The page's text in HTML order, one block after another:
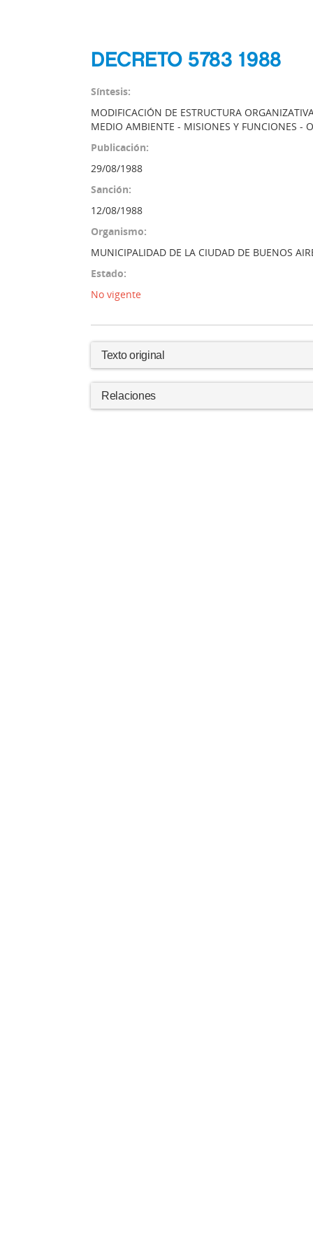
DECRETO 5783 1988
Síntesis:
MODIFICACIÓN DE ESTRUCTURA
MEDIO AMBIENTE - MISIONES Y FUNCIONES -
Publicación:
29/08/1988
Sanción:
12/08/1988
Organismo:
MUNICIPALIDAD DE LA CIUDAD DE BUENOS
Estado:
No vigente
Texto original
Relaciones